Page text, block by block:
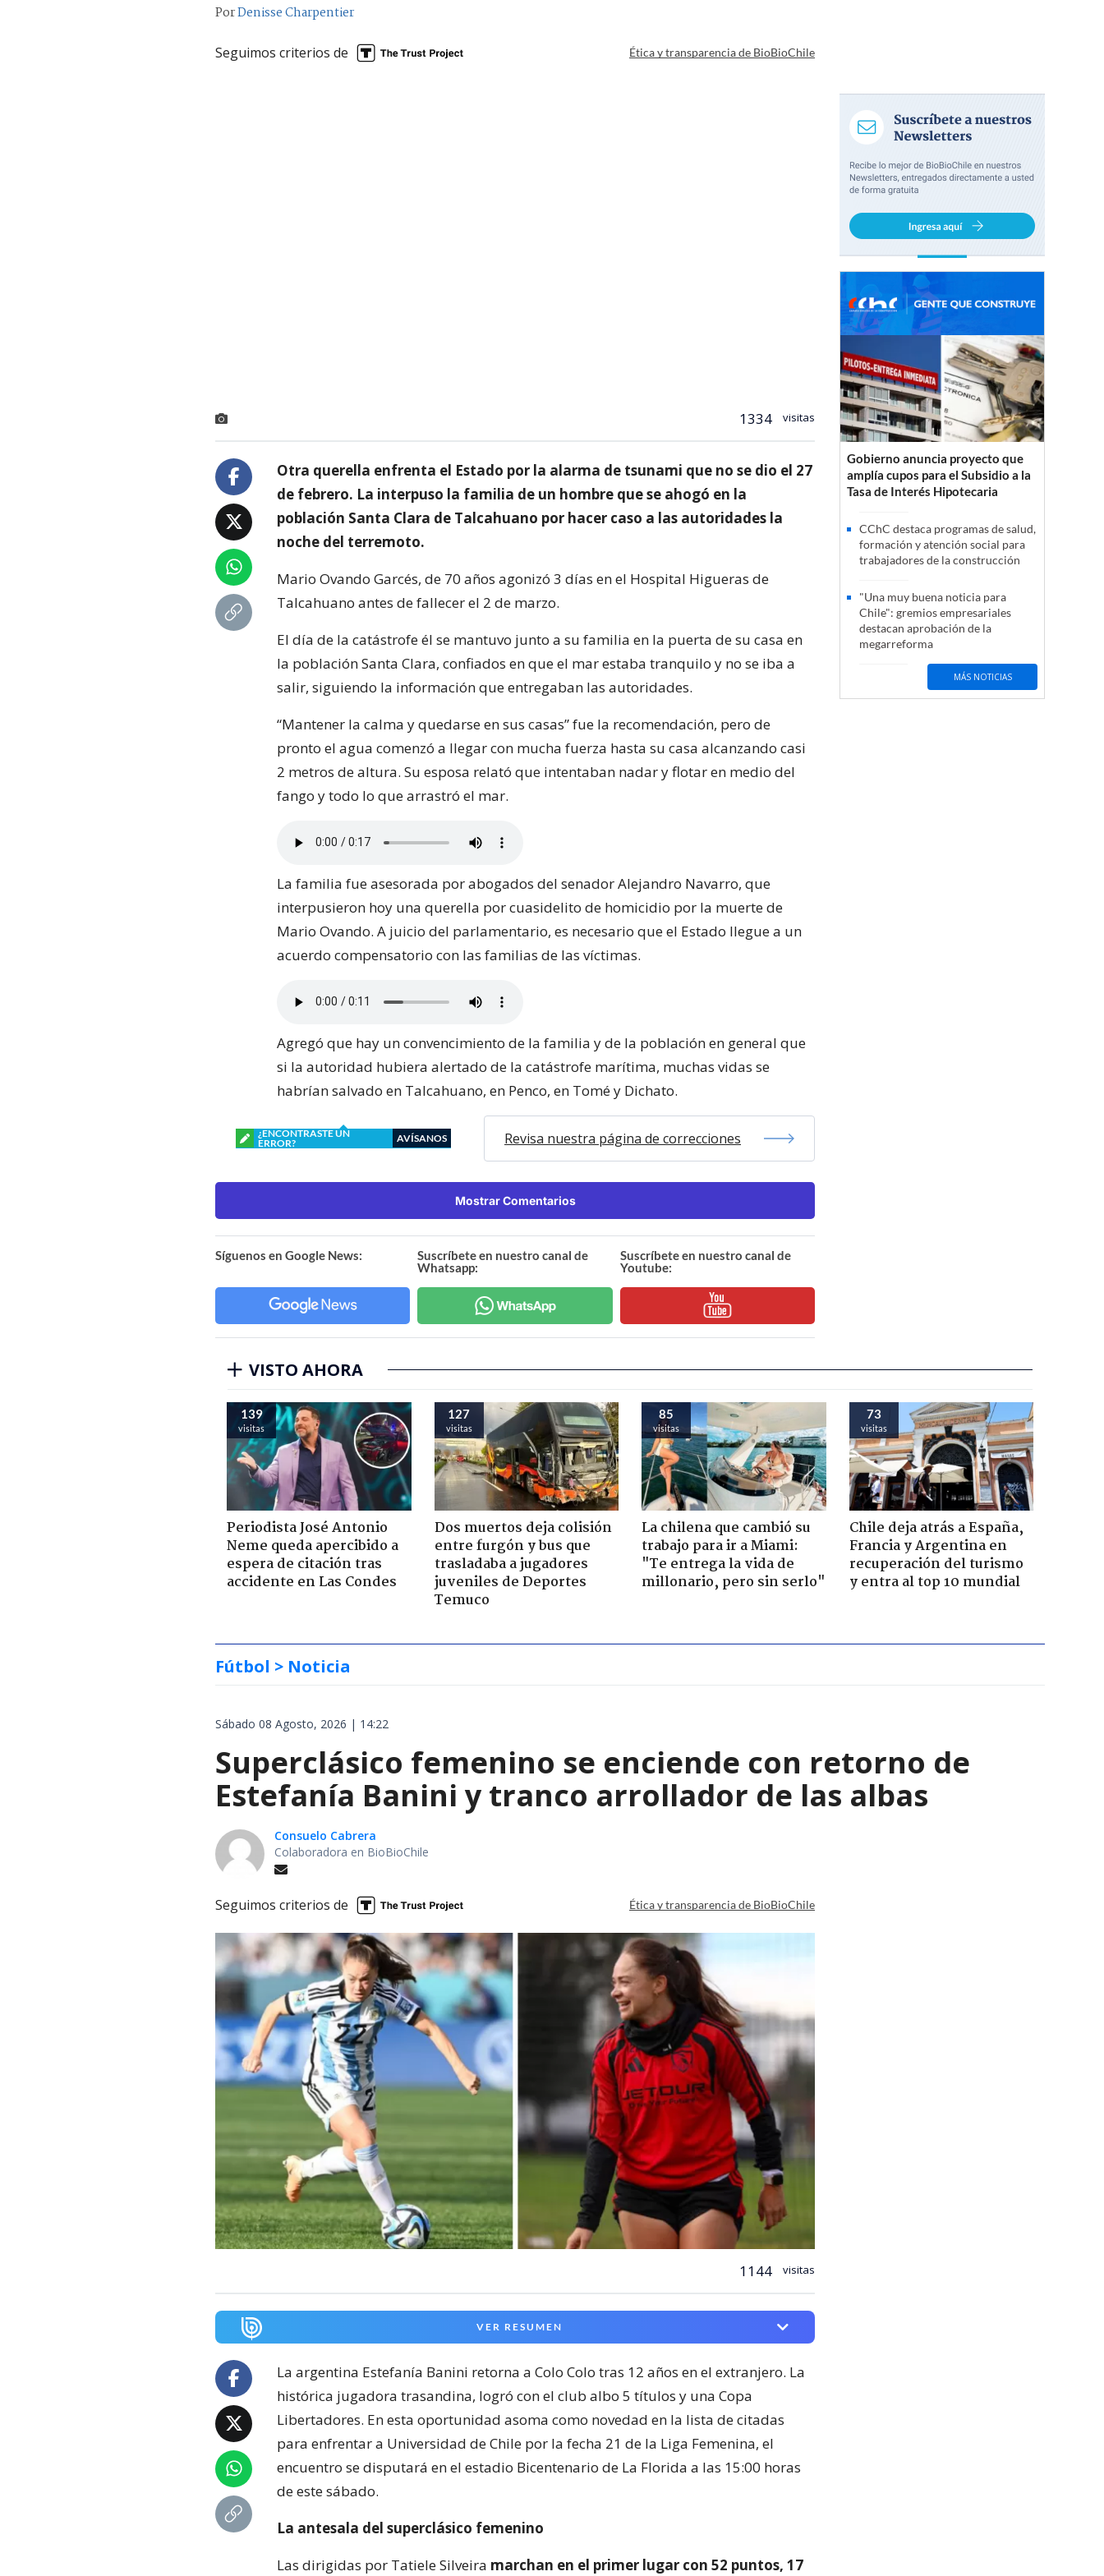
PorDenisse Charpentier
Seguimos criterios de Ética y transparencia de BioBioChile
1334 visitas
Otra querella enfrenta el Estado por la alarma de tsunami que no se dio el 27
de febrero. La interpuso la familia de un hombre que se ahogó en la
población Santa Clara de Talcahuano por hacer caso a las autoridades la
noche del terremoto.
Mario Ovando Garcés, de 70 años agonizó 3 días en el Hospital Higueras de
Talcahuano antes de fallecer el 2 de marzo.
El día de la catástrofe él se mantuvo junto a su familia en la puerta de su casa en
la población Santa Clara, confiados en que el mar estaba tranquilo y no se iba a
salir, siguiendo la información que entregaban las autoridades.
“Mantener la calma y quedarse en sus casas” fue la recomendación, pero de
pronto el agua comenzó a llegar con mucha fuerza hasta su casa alcanzando casi
2 metros de altura. Su esposa relató que intentaban nadar y flotar en medio del
fango y todo lo que arrastró el mar.
La familia fue asesorada por abogados del senador Alejandro Navarro, que
interpusieron hoy una querella por cuasidelito de homicidio por la muerte de
Mario Ovando. A juicio del parlamentario, es necesario que el Estado llegue a un
acuerdo compensatorio con las familias de las víctimas.
Agregó que hay un convencimiento de la familia y de la población en general que
si la autoridad hubiera alertado de la catástrofe marítima, muchas vidas se
habrían salvado en Talcahuano, en Penco, en Tomé y Dichato.
¿ENCONTRASTE UN
ERROR?
AVÍSANOS Revisa nuestra página de correcciones
Mostrar Comentarios
Síguenos en Google News:
Suscríbete en nuestro canal de
Whatsapp:
Suscríbete en nuestro canal de
Youtube:
Gobierno anuncia proyecto que
amplía cupos para el Subsidio a la
Tasa de Interés Hipotecaria
CChC destaca programas de salud,
formación y atención social para
trabajadores de la construcción
"Una muy buena noticia para
Chile": gremios empresariales
destacan aprobación de la
megarreforma
MÁS NOTICIAS
VISTO AHORA
139
visitas
Periodista José Antonio
Neme queda apercibido a
espera de citación tras
accidente en Las Condes
127
visitas
Dos muertos deja colisión
entre furgón y bus que
trasladaba a jugadores
juveniles de Deportes
Temuco
85
visitas
La chilena que cambió su
trabajo para ir a Miami:
"Te entrega la vida de
millonario, pero sin serlo"
73
visitas
Chile deja atrás a España,
Francia y Argentina en
recuperación del turismo
y entra al top 10 mundial
Fútbol > Noticia
Sábado 08 Agosto, 2026 | 14:22
Superclásico femenino se enciende con retorno de
Estefanía Banini y tranco arrollador de las albas
Consuelo Cabrera
Colaboradora en BioBioChile
Seguimos criterios de Ética y transparencia de BioBioChile
1144 visitas
VER RESUMEN
La argentina Estefanía Banini retorna a Colo Colo tras 12 años en el extranjero. La
histórica jugadora trasandina, logró con el club albo 5 títulos y una Copa
Libertadores. En esta oportunidad asoma como novedad en la lista de citadas
para enfrentar a Universidad de Chile por la fecha 21 de la Liga Femenina, el
encuentro se disputará en el estadio Bicentenario de La Florida a las 15:00 horas
de este sábado.
La antesala del superclásico femenino
Las dirigidas por Tatiele Silveira marchan en el primer lugar con 52 puntos, 17